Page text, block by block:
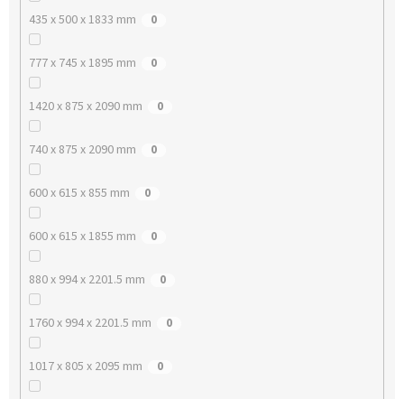
435 x 500 x 1833 mm 0
777 x 745 x 1895 mm 0
1420 x 875 x 2090 mm 0
740 x 875 x 2090 mm 0
600 x 615 x 855 mm 0
600 x 615 x 1855 mm 0
880 x 994 x 2201.5 mm 0
1760 x 994 x 2201.5 mm 0
1017 x 805 x 2095 mm 0